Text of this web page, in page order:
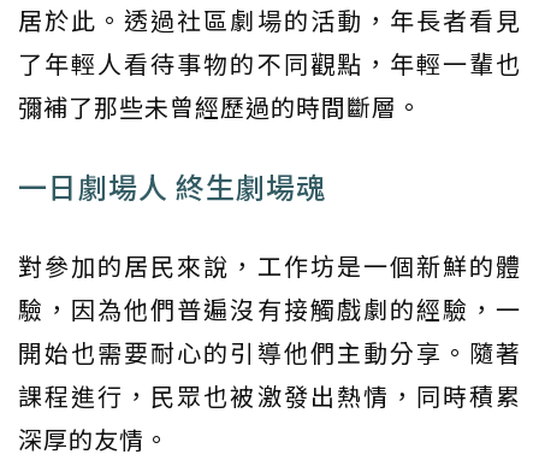
居於此。透過社區劇場的活動，年長者看見
了年輕人看待事物的不同觀點，年輕一輩也
彌補了那些未曾經歷過的時間斷層。
一日劇場人 終生劇場魂
對參加的居民來說，工作坊是一個新鮮的體
驗，因為他們普遍沒有接觸戲劇的經驗，一
開始也需要耐心的引導他們主動分享。隨著
課程進行，民眾也被激發出熱情，同時積累
深厚的友情。